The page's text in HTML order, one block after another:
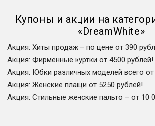
Купоны и акции на
«DreamWhite»
Акция: Хиты продаж – по цене от 390
Акция: Фирменные куртки от 4500 рублей!
Акция: Юбки различных моделей всего от
Акция: Женские плащи от 5250 рублей!
Акция: Стильные женские пальто – от 10